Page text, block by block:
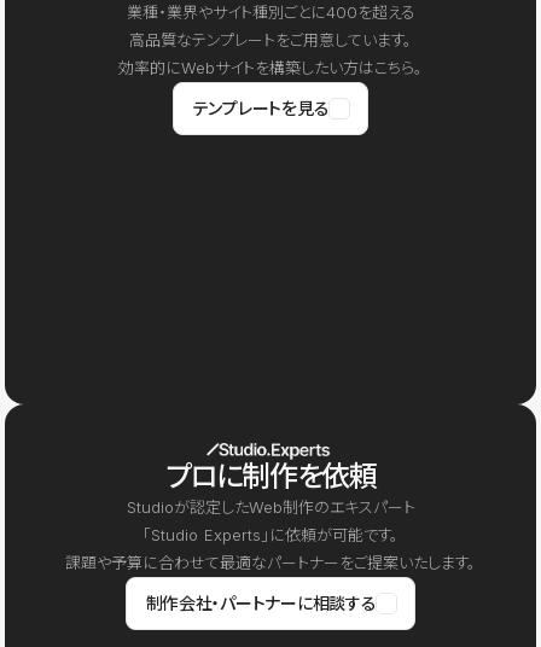
業種・業界やサイト種別ごとに400を超える
高品質なテンプレートをご用意しています。
効率的にWebサイトを構築したい方はこちら。
テンプレートを見る
プロに制作を依頼
Studioが認定したWeb制作のエキスパート
「Studio Experts」に依頼が可能です。
課題や予算に合わせて最適なパートナーをご提案いたします。
制作会社・パートナーに相談する